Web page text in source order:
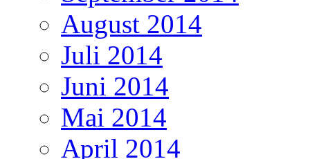
August 2014
Juli 2014
Juni 2014
Mai 2014
April 2014